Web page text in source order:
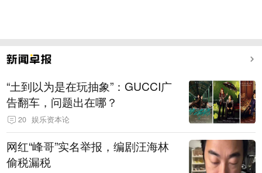
“土到以为是在玩抽象”：GUCCI广
告翻车，问题出在哪？
20 娱乐资本论
网红“峰哥”实名举报，编剧汪海林
偷税漏税